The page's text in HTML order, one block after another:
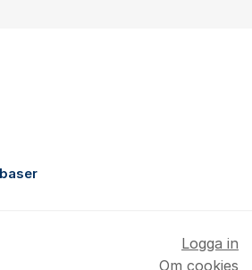
Logga in
Om cookies